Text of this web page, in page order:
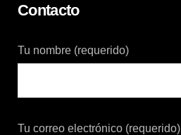
Contacto
Tu nombre (requerido)
Tu correo electrónico (requerido)